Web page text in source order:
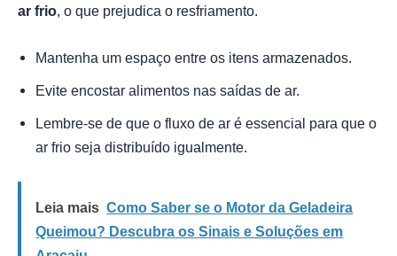
ar frio, o que prejudica o resfriamento.
Mantenha um espaço entre os itens armazenados.
Evite encostar alimentos nas saídas de ar.
Lembre-se de que o fluxo de ar é essencial para que o
ar frio seja distribuído igualmente.
Leia mais Como Saber se o Motor da Geladeira
Queimou? Descubra os Sinais e Soluções em